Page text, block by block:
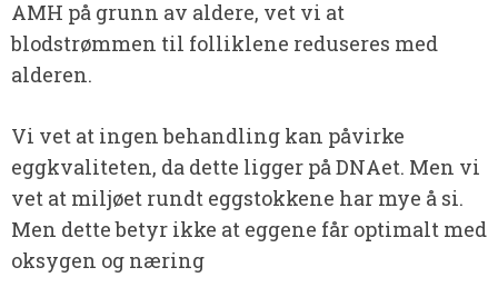
AMH på grunn av aldere, vet vi at
blodstrømmen til folliklene reduseres med
alderen.
Vi vet at ingen behandling kan påvirke
eggkvaliteten, da dette ligger på DNAet. Men vi
vet at miljøet rundt eggstokkene har mye å si.
Men dette betyr ikke at eggene får optimalt med
oksygen og næring